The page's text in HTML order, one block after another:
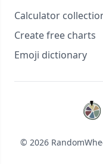
Calculator
Create free charts
Emoji dictionary
© 2026